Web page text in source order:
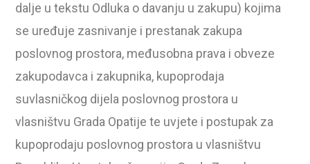
dalje u tekstu Odluka o davanju u zakupu) kojima
se uređuje zasnivanje i prestanak zakupa
poslovnog prostora, međusobna prava i obveze
zakupodavca i zakupnika, kupoprodaja
suvlasničkog dijela poslovnog prostora u
vlasništvu Grada Opatije te uvjete i postupak za
kupoprodaju poslovnog prostora u vlasništvu